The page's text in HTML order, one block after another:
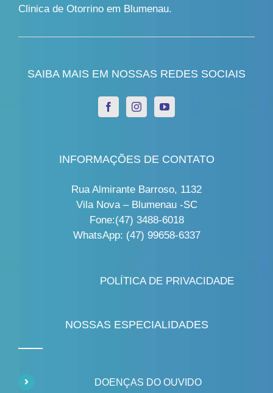
Clinica de Otorrino em Blumenau.
SAIBA MAIS EM NOSSAS REDES SOCIAIS
INFORMAÇÕES DE CONTATO
Rua Almirante Barroso, 1132
Vila Nova – Blumenau -SC
Fone:(47) 3488-6018
WhatsApp: (47) 99658-6337
POLÍTICA DE PRIVACIDADE
NOSSAS ESPECIALIDADES
DOENÇAS DO OUVIDO